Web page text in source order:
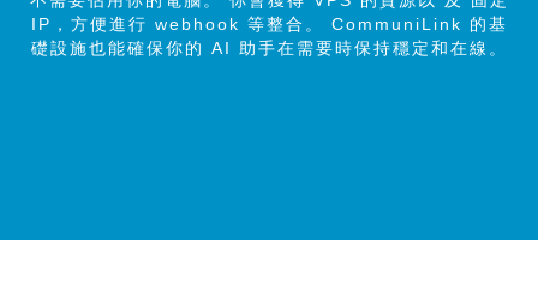
IP，方便進行 webhook 等整合。 CommuniLink 的基
礎設施也能確保你的 AI 助手在需要時保持穩定和在線。